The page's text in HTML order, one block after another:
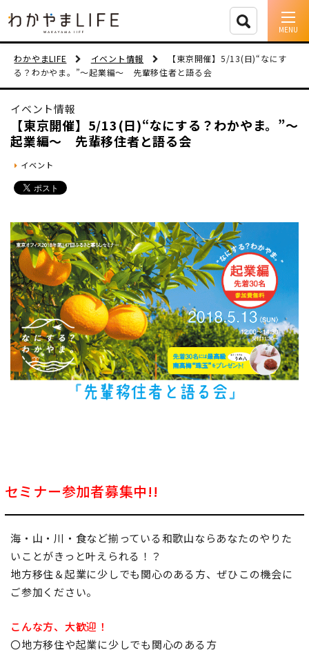
イベント情報
移住支援
人に会う
市町村を探す
移住者インタビュー
動画
地域おこし協力隊
わかやまLIFE イベント情報
【東京開催】5/13(日)“なにす
る？わかやま。”～起業編～ 先輩移住者と語る会
イベント情報
【東京開催】5/13(日)“なにする？わかやま。”～
起業編～ 先輩移住者と語る会
イベント
セミナー参加者募集中!!
海・山・川・食など揃っている和歌山ならあなたのやりた
いことがきっと叶えられる！？
地方移住＆起業に少しでも関心のある方、ぜひこの機会に
ご参加ください。
こんな方、大歓迎！
〇地方移住や起業に少しでも関心のある方